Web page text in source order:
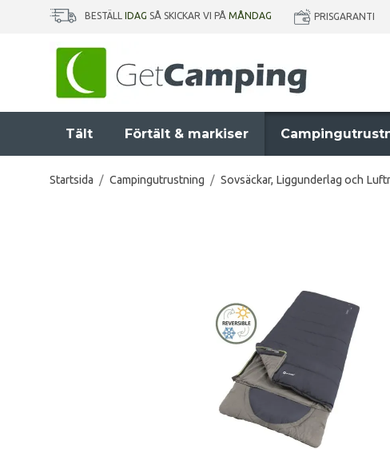
BESTÄLL IDAG SÅ SKICKAR VI PÅ MÅNDAG PRISGARANTI
Tält Förtält & markiser
Startsida / Campingutrustning / Sovsäckar, Liggunderlag och